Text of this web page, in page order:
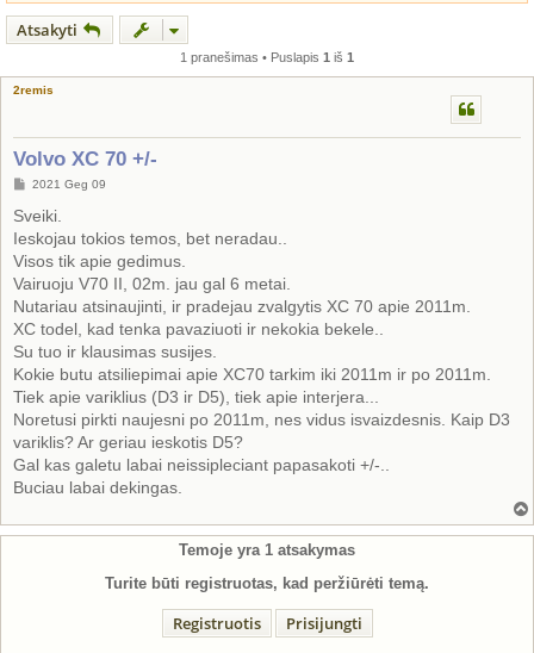
Atsakyti
1 pranešimas • Puslapis 1 iš 1
2remis
Volvo XC 70 +/-
S
a
n
d
a
r
t
n
ė
2021 Geg 09
Sveiki.
Ieskojau tokios temos, bet neradau..
Visos tik apie gedimus.
Vairuoju V70 II, 02m. jau gal 6 metai.
Nutariau atsinaujinti, ir pradejau zvalgytis XC 70 apie 2011m.
XC todel, kad tenka pavaziuoti ir nekokia bekele..
Su tuo ir klausimas susijes.
Kokie butu atsiliepimai apie XC70 tarkim iki 2011m ir po 2011m.
Tiek apie variklius (D3 ir D5), tiek apie interjera...
Noretusi pirkti naujesni po 2011m, nes vidus isvaizdesnis. Kaip D3
variklis? Ar geriau ieskotis D5?
Gal kas galetu labai neissipleciant papasakoti +/-..
Buciau labai dekingas.
i
Temoje yra 1 atsakymas
Turite būti registruotas, kad peržiūrėti temą.
Registruotis Prisijungti